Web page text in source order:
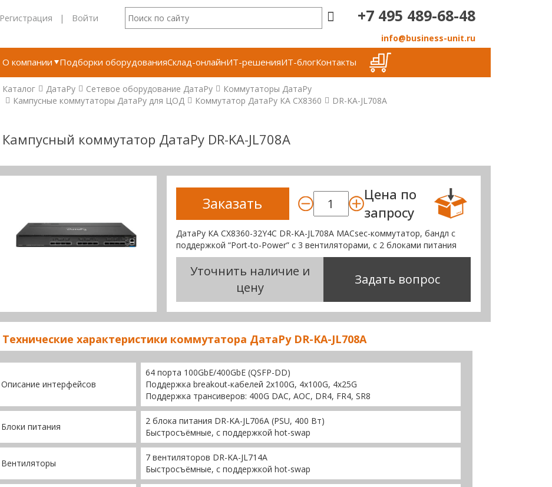
Регистрация | Войти +7 495 489-68-48
info@business-unit.ru
О компании Подборки оборудованияСклад-онлайнИТ-решенияИТ-блогКонтакты
Каталог ДатаРу Сетевое оборудование ДатаРу
Коммутаторы ДатаРу
Кампусные коммутаторы ДатаРу для ЦОД
Коммутатор ДатаРу КА СХ8360 DR-KA-JL708A
Кампусный коммутатор ДатаРу DR-KA-JL708A
Заказать
Цена по
запросу
ДатаРу КА СХ8360-32Y4C DR-KA-JL708A MACsec-коммутатор, бандл с
поддержкой “Port-to-Power” с 3 вентиляторами, с 2 блоками питания
Уточнить наличие и
цену
Задать вопрос
Технические характеристики коммутатора ДатаРу DR-KA-JL708A
Описание интерфейсов
64 порта 100GbE/400GbE (QSFP-DD)
Поддержка breakout-кабелей 2x100G, 4x100G, 4x25G
Поддержка трансиверов: 400G DAC, AOC, DR4, FR4, SR8
Блоки питания
2 блока питания DR-KA-JL706A (PSU, 400 Вт)
Быстросъёмные, с поддержкой hot-swap
Вентиляторы
7 вентиляторов DR-KA-JL714A
Быстросъёмные, с поддержкой hot-swap